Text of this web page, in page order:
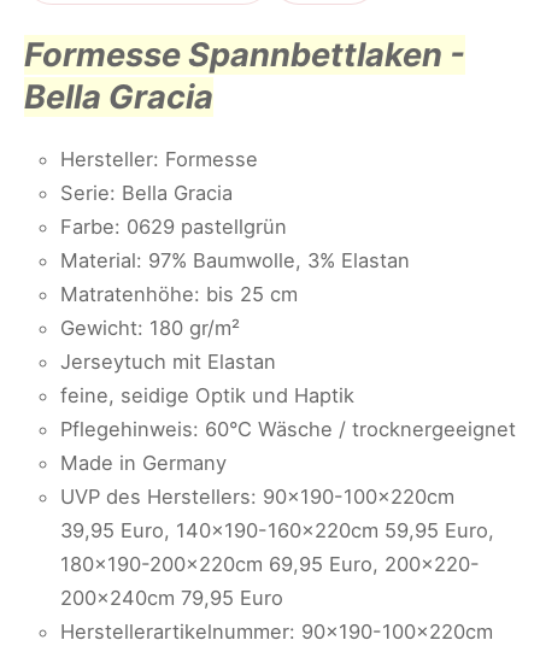
Formesse Spannbettlaken -
Bella Gracia
Hersteller: Formesse
Serie: Bella Gracia
Farbe: 0629 pastellgrün
Material: 97% Baumwolle, 3% Elastan
Matratenhöhe: bis 25 cm
Gewicht: 180 gr/m²
Jerseytuch mit Elastan
feine, seidige Optik und Haptik
Pflegehinweis: 60°C Wäsche / trocknergeeignet
Made in Germany
UVP des Herstellers: 90x190-100x220cm
39,95 Euro, 140x190-160x220cm 59,95 Euro,
180x190-200x220cm 69,95 Euro, 200x220-
200x240cm 79,95 Euro
Herstellerartikelnummer: 90x190-100x220cm